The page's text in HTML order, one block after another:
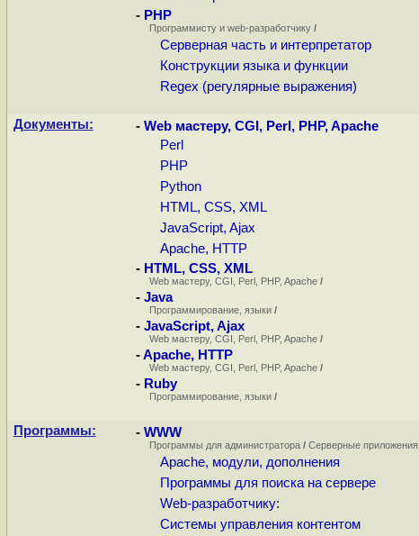
- PHP
Программисту и web-разработчику /
Серверная часть и интерпретатор
Конструкции языка и функции
Regex (регулярные выражения)
Документы: - Web мастеру, CGI, Perl, PHP, Apache
Perl
PHP
Python
HTML, CSS, XML
JavaScript, Ajax
Apache, HTTP
- HTML, CSS, XML
Web мастеру, CGI, Perl, PHP, Apache /
- Java
Программирование, языки /
- JavaScript, Ajax
Web мастеру, CGI, Perl, PHP, Apache /
-Apache, HTTP
Web мастеру, CGI, Perl, PHP, Apache /
- Ruby
Программирование, языки /
Программы: - WWW
Программы для администратора / Серверные приложения
Apache, модули, дополнения
Программы для поиска на сервере
Web-разработчику:
Системы управления контентом